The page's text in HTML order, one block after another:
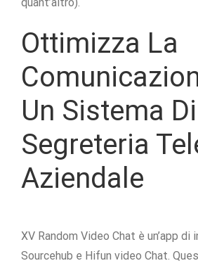
Ottimizza La
Un Sistema Di
Segreteria
Aziendale
XV Random Video Chat è un’app
Sourcehub e Hifun video Chat.